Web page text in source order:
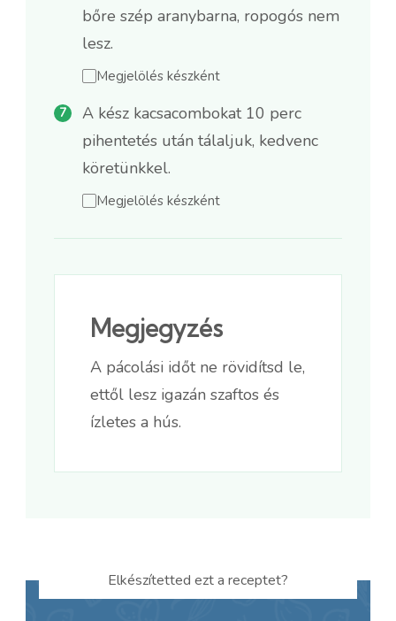
bőre szép aranybarna, ropogós nem
lesz.
Megjelölés készként
A kész kacsacombokat 10 perc
pihentetés után tálaljuk, kedvenc
köretünkkel.
Megjelölés készként
Megjegyzés
A pácolási időt ne rövidítsd le,
ettől lesz igazán szaftos és
ízletes a hús.
Elkészítetted ezt a receptet?